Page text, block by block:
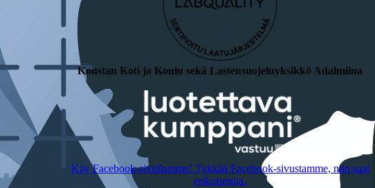
Konstan Koti ja Koulu sekä Lastensuojeluyksikkö Adalmiina
Käy Facebook-sivullamme! Tykkää Facebook-sivustamme, niin saat
erikoisetuja.